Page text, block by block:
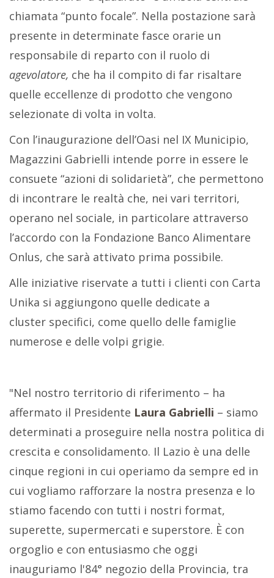
chiamata “punto focale”. Nella postazione sarà
presente in determinate fasce orarie un
responsabile di reparto con il ruolo di
agevolatore, che ha il compito di far risaltare
quelle eccellenze di prodotto che vengono
selezionate di volta in volta.
Con l’inaugurazione dell’Oasi nel IX Municipio,
Magazzini Gabrielli intende porre in essere le
consuete “azioni di solidarietà”, che permettono
di incontrare le realtà che, nei vari territori,
operano nel sociale, in particolare attraverso
l’accordo con la Fondazione Banco Alimentare
Onlus, che sarà attivato prima possibile.
Alle iniziative riservate a tutti i clienti con Carta
Unika si aggiungono quelle dedicate a
cluster specifici, come quello delle famiglie
numerose e delle volpi grigie.
"Nel nostro territorio di riferimento – ha
affermato il Presidente Laura Gabrielli – siamo
determinati a proseguire nella nostra politica di
crescita e consolidamento. Il Lazio è una delle
cinque regioni in cui operiamo da sempre ed in
cui vogliamo rafforzare la nostra presenza e lo
stiamo facendo con tutti i nostri format,
superette, supermercati e superstore. È con
orgoglio e con entusiasmo che oggi
inauguriamo l'84° negozio della Provincia, tra